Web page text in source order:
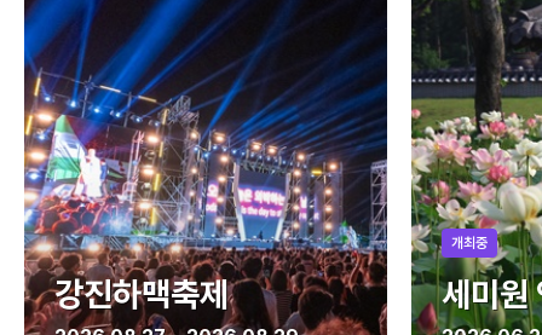
강진하맥축제
개최중
세미원